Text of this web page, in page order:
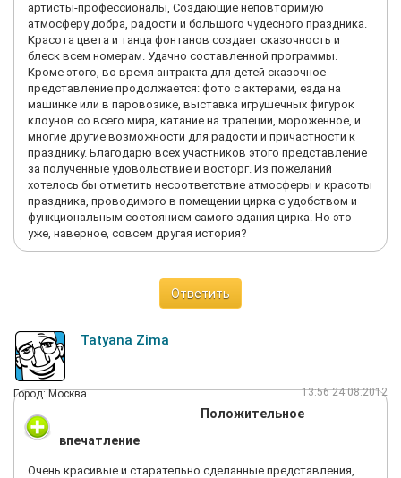
артисты-профессионалы, Создающие неповторимую
атмосферу добра, радости и большого чудесного праздника.
Красота цвета и танца фонтанов создает сказочность и
блеск всем номерам. Удачно составленной программы.
Кроме этого, во время антракта для детей сказочное
представление продолжается: фото с актерами, езда на
машинке или в паровозике, выставка игрушечных фигурок
клоунов со всего мира, катание на трапеции, мороженное, и
многие другие возможности для радости и причастности к
празднику. Благодарю всех участников этого представление
за полученные удовольствие и восторг. Из пожеланий
хотелось бы отметить несоответствие атмосферы и красоты
праздника, проводимого в помещении цирка с удобством и
функциональным состоянием самого здания цирка. Но это
уже, наверное, совсем другая история?
Ответить
Tatyana Zima
Город: Москва 13:56 24.08.2012
Положительное
впечатление
Очень красивые и старательно сделанные представления,